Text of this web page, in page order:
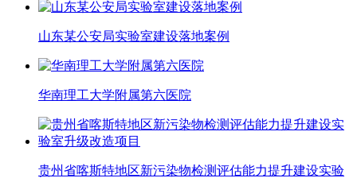
山东某公安局实验室建设落地案例
华南理工大学附属第六医院
贵州省喀斯特地区新污染物检测评估能力提升建设实验